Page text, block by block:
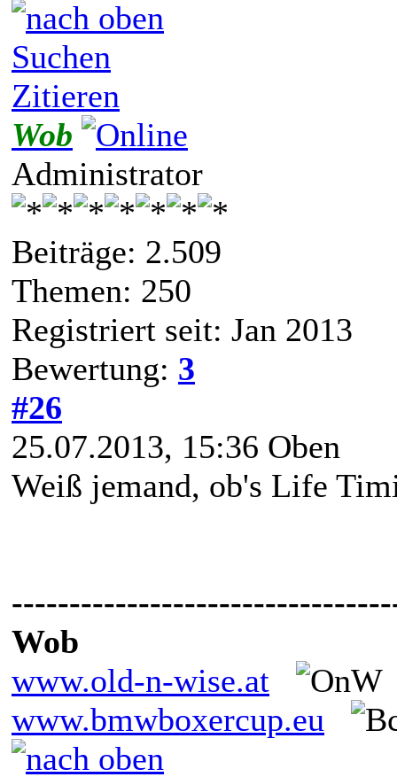
Suchen
Zitieren
Wob
Administrator
Beiträge: 2.509
Themen: 250
Registriert seit: Jan 2013
Bewertung: 3
#26
25.07.2013, 15:36 Oben
Weiß jemand, ob's Life
Wob
www.old-n-wise.at
www.bmwboxercup.eu